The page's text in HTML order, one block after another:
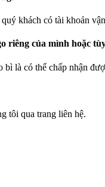
khách có tài khoản
riêng của mình hoặc
là có thể chấp nhận
tôi qua trang liên hệ.